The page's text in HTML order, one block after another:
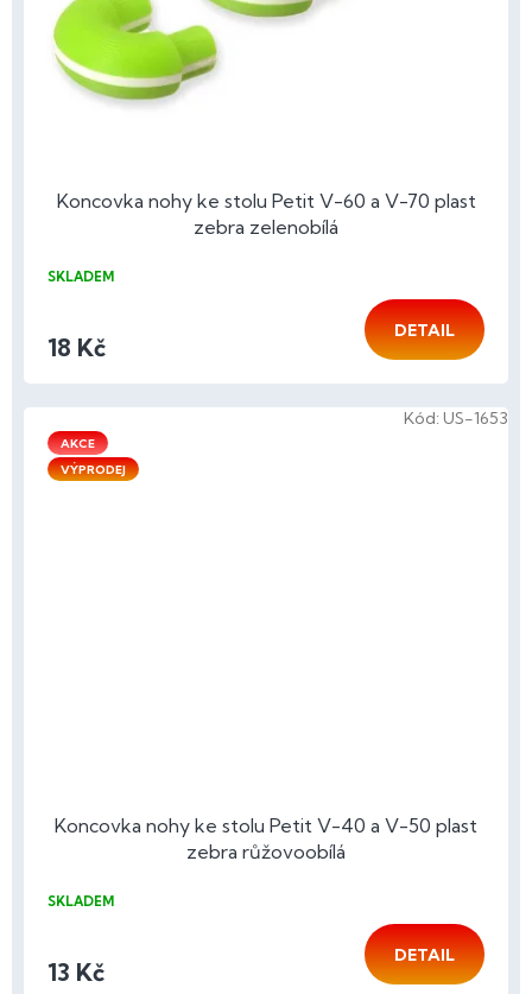
Koncovka nohy ke stolu Petit V-60 a V-70 plast
zebra zelenobílá
SKLADEM
18 Kč
DETAIL
AKCE
VÝPRODEJ
Koncovka nohy ke stolu Petit V-40 a V-50 plast
zebra růžovoobílá
SKLADEM
13 Kč
DETAIL
Kód: US-1653